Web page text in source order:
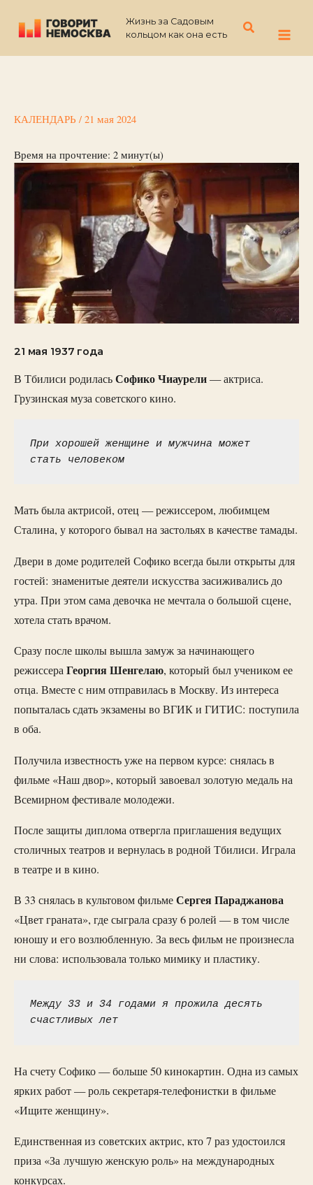
содержимому
Жизнь за Садовым
кольцом как она есть
Поиск
КАЛЕНДАРЬ / 21 мая 2024
Время на прочтение: 2 минут(ы)
21 мая 1937 года
В Тбилиси родиласьСофико Чиаурели— актриса.
Грузинская муза советского кино.
При хорошей женщине и мужчина может
стать человеком
Мать была актрисой, отец — режиссером, любимцем
Сталина, у которого бывал на застольях в качестве тамады.
Двери в доме родителей Софико всегда были открыты для
гостей: знаменитые деятели искусства засиживались до
утра. При этом сама девочка не мечтала о большой сцене,
хотела стать врачом.
Сразу после школы вышла замуж за начинающего
режиссераГеоргия Шенгелаю, который был учеником ее
отца. Вместе с ним отправилась в Москву. Из интереса
попыталась сдать экзамены во ВГИК и ГИТИС: поступила
в оба.
Получила известность уже на первом курсе: снялась в
фильме «Наш двор», который завоевал золотую медаль на
Всемирном фестивале молодежи.
После защиты диплома отвергла приглашения ведущих
столичных театров и вернулась в родной Тбилиси. Играла
в театре и в кино.
В 33 снялась в культовом фильмеСергея Параджанова
«Цвет граната», где сыграла сразу 6 ролей — в том числе
юношу и его возлюбленную. За весь фильм не произнесла
ни слова: использовала только мимику и пластику.
Между 33 и 34 годами я прожила десять
счастливых лет
На счету Софико — больше 50 кинокартин. Одна из самых
ярких работ — роль секретаря-телефонистки в фильме
«Ищите женщину».
Единственная из советских актрис, кто 7 раз удостоился
приза «За лучшую женскую роль» на международных
конкурсах.